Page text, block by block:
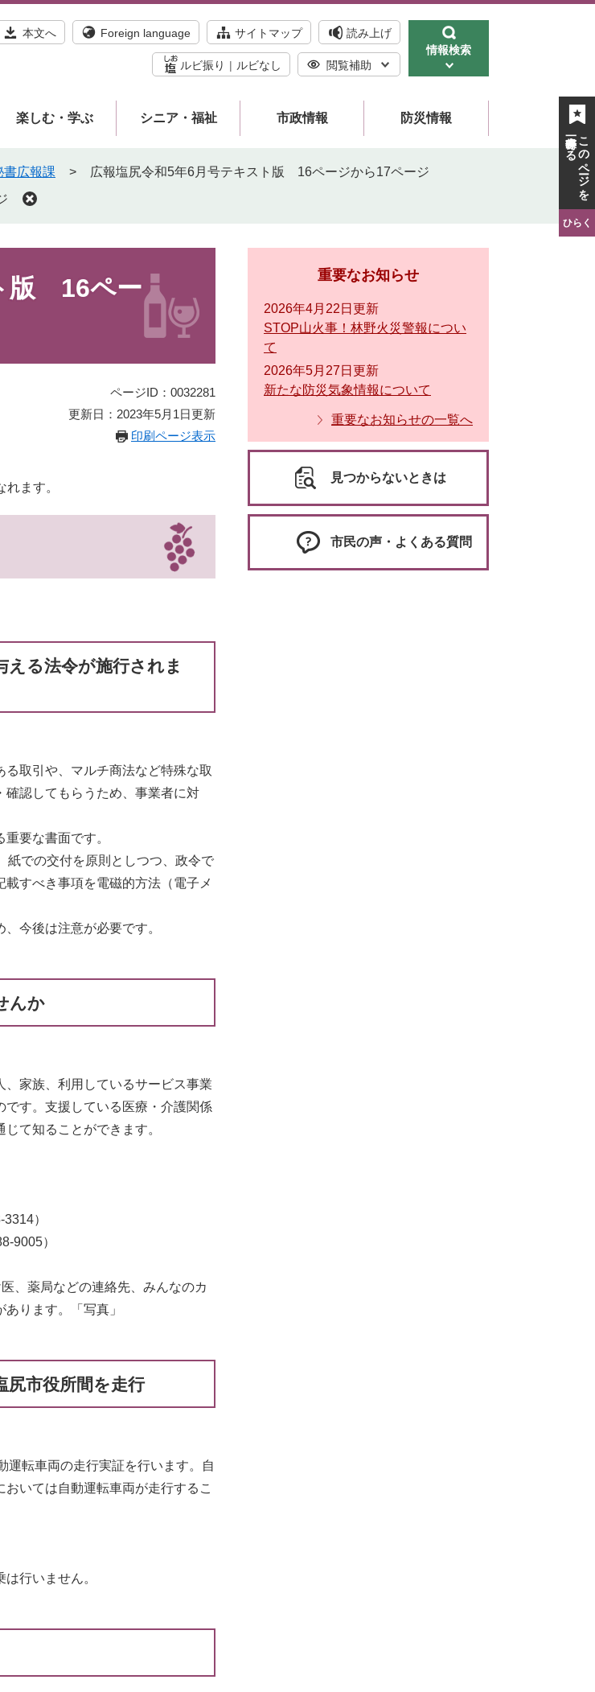
本文へ Foreign language サイトマップ 読み上げ
ルビ振り ルビなし 閲覧補助
情報検索
楽しむ・学ぶ シニア・福祉 市政情報 防災情報
書広報課 > 広報塩尻令和5年6月号テキスト版 16ページから17ページ
版 16ペー
ページID：0032281
更新日：2023年5月1日更新
印刷ページ表示
ます。
る法令が施行されま
取引や、マルチ商法など特殊な取
認してもらうため、事業者に対
要な書面です。
での交付を原則としつつ、政令で
すべき事項を電磁的方法（電子メ
今後は注意が必要です。
んか
家族、利用しているサービス事業
す。支援している医療・介護関係
て知ることができます。
）
9005）
、薬局などの連絡先、みんなのカ
ります。「写真」
市役所間を走行
転車両の走行実証を行います。自
いては自動運転車両が走行するこ
行いません。
重要なお知らせ
2026年4月22日更新
STOP山火事！林野火災警報につい
て
2026年5月27日更新
新たな防災気象情報について
重要なお知らせの一覧へ
見つからないときは
市民の声・よくある質問
このページを
一時保存する
ひらく